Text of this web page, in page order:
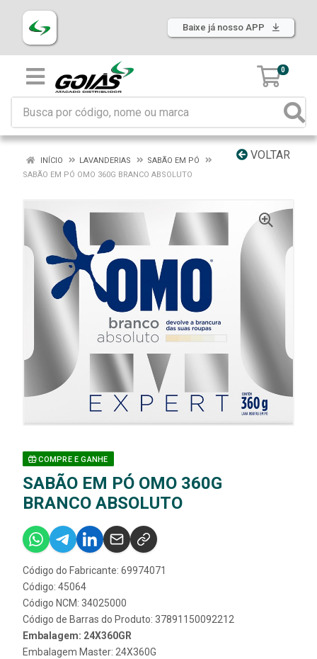
Baixe já nosso APP
0
VOLTAR
INÍCIO LAVANDERIAS
SABÃO EM PÓ
SABÃO EM PÓ OMO 360G BRANCO ABSOLUTO
COMPRE E GANHE
SABÃO EM PÓ OMO 360G
BRANCO ABSOLUTO
Código do Fabricante: 69974071
Código: 45064
Código NCM: 34025000
Código de Barras do Produto: 37891150092212
Embalagem: 24X360GR
Embalagem Master: 24X360G